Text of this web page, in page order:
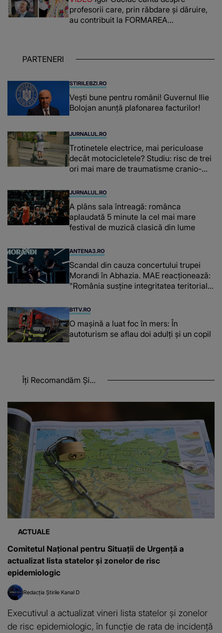
reușit să fac mai mult pentru ea și..."
profesorii care, prin răbdare și dăruire,
au contribuit la FORMAREA
chiar și după trecerea anilor: "De
PARTENERI
STIRILEBZI.RO
Vești bune pentru români! Guvernul Ilie
Bolojan anunță plafonarea facturilor!
JURNALUL.RO
Trotinetele electrice, mai periculoase
decât motocicletele? Studiu: risc de trei
ori mai mare de traumatisme cranio-
JURNALUL.RO
A plâns sala întreagă: românca
aplaudată 5 minute la cel mai mare
festival de muzică clasică din lume
ANTENA3.RO
Scandal din cauza concertului trupei
Morandi în Abhazia. MAE reacționează:
"România susține integritatea teritorială
B1TV.RO
O maşină a luat foc în mers: În
autoturism se aflau doi adulți și un copil
Îți Recomandăm Și...
ACTUALE
Comitetul Naţional pentru Situaţii de Urgenţă a
actualizat lista statelor şi zonelor de risc
epidemiologic
Redacția Știrile Kanal D
Executivul a actualizat vineri lista statelor şi zonelor
de risc epidemiologic, în funcţie de rata de incidenţă